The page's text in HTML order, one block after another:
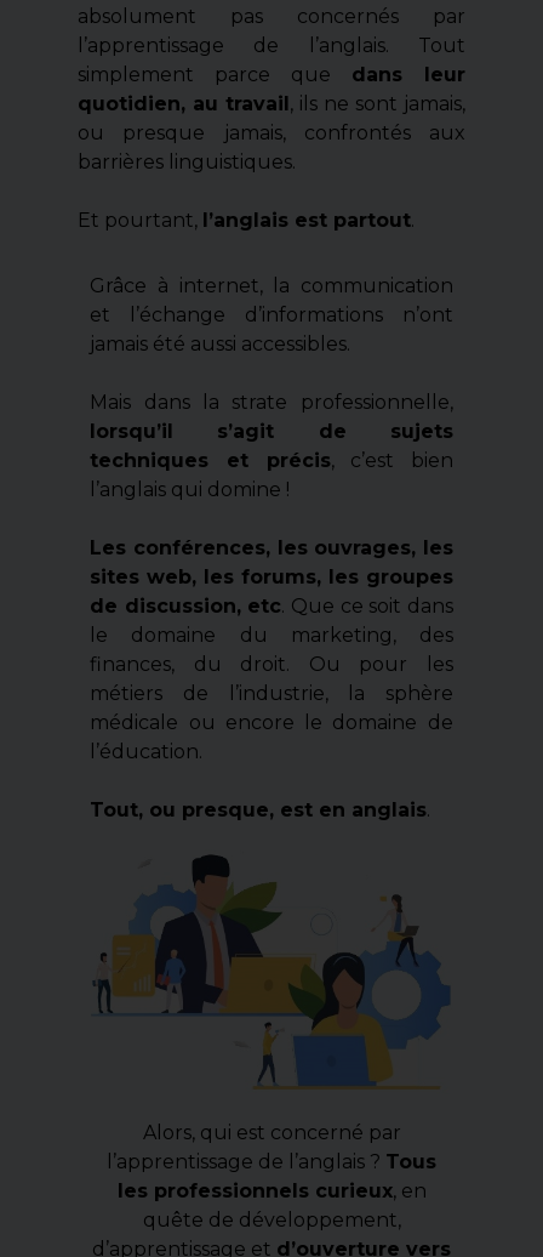
absolument pas concernés par
l’apprentissage de l’anglais. Tout
simplement parce que dans leur
quotidien, au travail, ils ne sont jamais,
ou presque jamais, confrontés aux
barrières linguistiques.
Et pourtant, l’anglais est partout.
Grâce à internet, la communication
et l’échange d’informations n’ont
jamais été aussi accessibles.
Mais dans la strate professionnelle,
lorsqu’il s’agit de sujets
techniques et précis, c’est bien
l’anglais qui domine !
Les conférences, les ouvrages, les
sites web, les forums, les groupes
de discussion, etc. Que ce soit dans
le domaine du marketing, des
finances, du droit. Ou pour les
métiers de l’industrie, la sphère
médicale ou encore le domaine de
l’éducation.
Tout, ou presque, est en anglais.
Alors, qui est concerné par
l’apprentissage de l’anglais ? Tous
les professionnels curieux, en
quête de développement,
d’apprentissage et d’ouverture vers